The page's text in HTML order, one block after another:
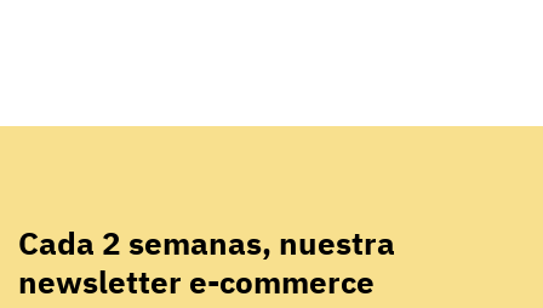
Cada 2 semanas, nuestra
newsletter e-commerce